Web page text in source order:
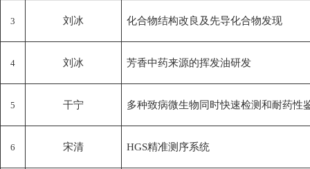
3 刘冰 化合物结构改良及先导化合物发现
4 刘冰 芳香中药来源的挥发油研发
5 干宁 多种致病微生物同时快速检测和耐药性
6 宋清 HGS精准测序系统